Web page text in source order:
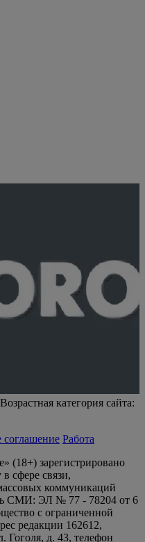
категория сайта:
соглашение Работа
(18+) зарегистрировано
сфере связи,
коммуникаций
СМИ: ЭЛ № 77 - 78204 от 6
с ограниченной
редакции 162612,
Гоголя, д. 43, телефон